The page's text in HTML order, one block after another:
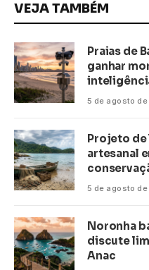
VEJA TAMBÉM
Praias de
ganhar
5 de agosto
Projeto
artesanal
5 de agosto
Noronha
discute
Anac